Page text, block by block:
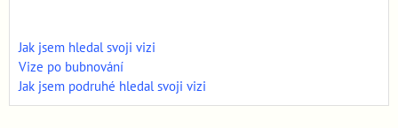
Jak jsem hledal svoji vizi
Vize po bubnování
Jak jsem podruhé hledal svoji vizi